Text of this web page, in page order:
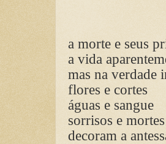
a morte e seus
a vida
mas na verdade
flores e cortes
águas e sangue
sorrisos e mortes
decoram a